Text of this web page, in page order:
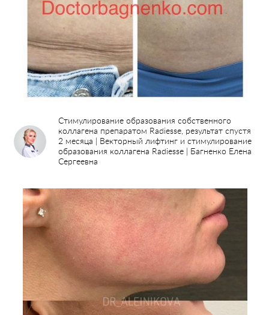
Стимулирование образования собственного
коллагена препаратом Radiesse, результат спустя
2 месяца | Векторный лифтинг и стимулирование
образования коллагена Radiesse | Багненко Елена
Сергеевна